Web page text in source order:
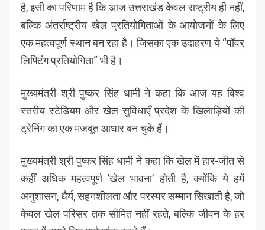
है, इसी का परिणाम है कि आज उत्तराखंड केवल राष्ट्रीय ही नहीं,
बल्कि अंतर्राष्ट्रीय खेल प्रतियोगिताओं के आयोजनों के लिए
एक महत्वपूर्ण स्थान बन रहा है। जिसका एक उदाहरण ये “पॉवर
लिफ्टिंग प्रतियोगिता“ भी है।
मुख्यमंत्री श्री पुष्कर सिंह धामी ने कहा कि आज यह विश्व
स्तरीय स्टेडियम और खेल सुविधाएँ प्रदेश के खिलाड़ियों की
ट्रेनिंग का एक मजबूत आधार बन चुके हैं।
मुख्यमंत्री श्री पुष्कर सिंह धामी ने कहा कि खेल में हार-जीत से
कहीं अधिक महत्वपूर्ण ’खेल भावना’ होती है, क्योंकि ये हमें
अनुशासन, धैर्य, सहनशीलता और परस्पर सम्मान सिखाती है, जो
केवल खेल परिसर तक सीमित नहीं रहते, बल्कि जीवन के हर